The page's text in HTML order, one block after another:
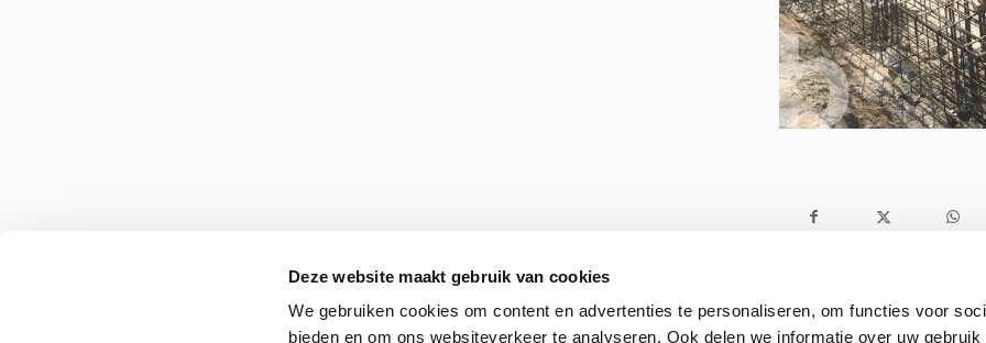
Deze website maakt gebruik van cookies
We gebruiken cookies om content en advertenties te personaliseren, om functies voor
bieden en om ons websiteverkeer te analyseren. Ook delen we informatie over uw gebruik